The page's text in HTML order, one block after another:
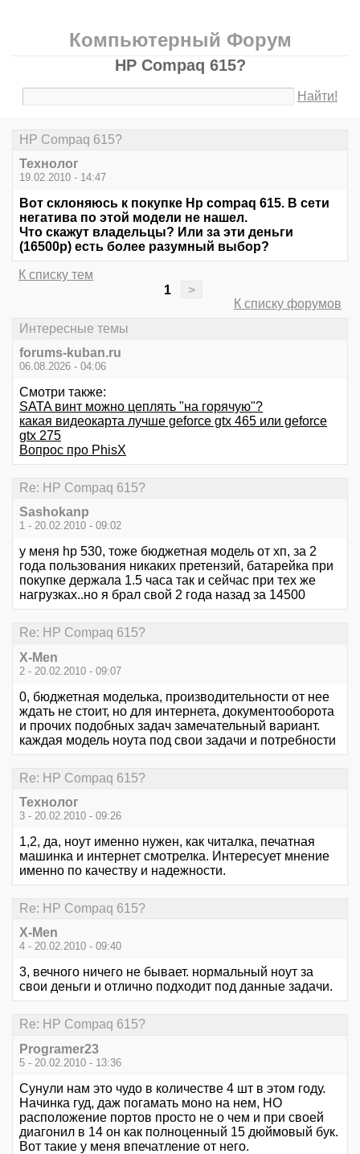
Компьютерный Форум
HР Сompaq 615?
Найти!
HР Сompaq 615?
Технолог
19.02.2010 - 14:47
Вот склоняюсь к покупке Hp compaq 615. В сети
негатива по этой модели не нашел.
Что скажут владельцы? Или за эти деньги
(16500р) есть более разумный выбор?
К списку тем
1
>
К списку форумов
Интересные темы
forums-kuban.ru
06.08.2026 - 04:06
Смотри также:
SATA винт можно цеплять "на горячую"?
какая видеокарта лучше geforce gtx 465 или geforce
gtx 275
Вопрос про PhisX
Re: HР Сompaq 615?
Sashokanp
1 - 20.02.2010 - 09:02
у меня hp 530, тоже бюджетная модель от хп, за 2
года пользования никаких претензий, батарейка при
покупке держала 1.5 часа так и сейчас при тех же
нагрузках..но я брал свой 2 года назад за 14500
Re: HР Сompaq 615?
X-Men
2 - 20.02.2010 - 09:07
0, бюджетная моделька, производительности от нее
ждать не стоит, но для интернета, документооборота
и прочих подобных задач замечательный вариант.
каждая модель ноута под свои задачи и потребности
Re: HР Сompaq 615?
Технолог
3 - 20.02.2010 - 09:26
1,2, да, ноут именно нужен, как читалка, печатная
машинка и интернет смотрелка. Интересует мнение
именно по качеству и надежности.
Re: HР Сompaq 615?
X-Men
4 - 20.02.2010 - 09:40
3, вечного ничего не бывает. нормальный ноут за
свои деньги и отлично подходит под данные задачи.
Re: HР Сompaq 615?
Programer23
5 - 20.02.2010 - 13:36
Сунули нам это чудо в количестве 4 шт в этом году.
Начинка гуд, даж погамать моно на нем, НО
расположение портов просто не о чем и при своей
диагонил в 14 он как полноценный 15 дюймовый бук.
Вот такие у меня впечатление от него.